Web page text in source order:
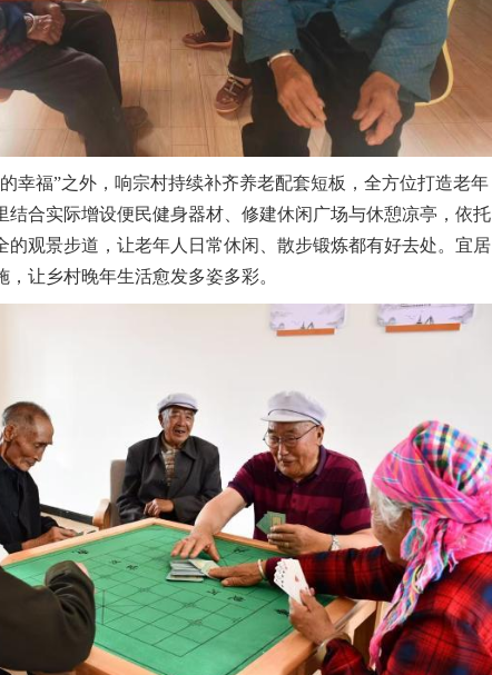
福”之外，响宗村持续补齐养老配套短板，全方位打造老年
结合实际增设便民健身器材、修建休闲广场与休憩凉亭，依托
的观景步道，让老年人日常休闲、散步锻炼都有好去处。宜居
，让乡村晚年生活愈发多姿多彩。